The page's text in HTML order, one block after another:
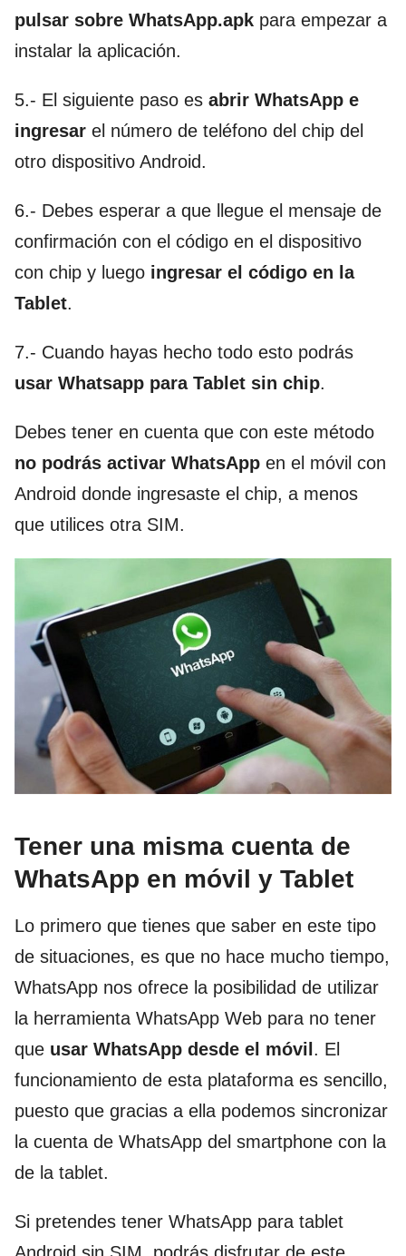
pulsar sobre WhatsApp.apk para empezar a
instalar la aplicación.
5.- El siguiente paso es abrir WhatsApp e
ingresar el número de teléfono del chip del
otro dispositivo Android.
6.- Debes esperar a que llegue el mensaje de
confirmación con el código en el dispositivo
con chip y luego ingresar el código en la
Tablet.
7.- Cuando hayas hecho todo esto podrás
usar Whatsapp para Tablet sin chip.
Debes tener en cuenta que con este método
no podrás activar WhatsApp en el móvil con
Android donde ingresaste el chip, a menos
que utilices otra SIM.
Tener una misma cuenta de
WhatsApp en móvil y Tablet
Lo primero que tienes que saber en este tipo
de situaciones, es que no hace mucho tiempo,
WhatsApp nos ofrece la posibilidad de utilizar
la herramienta WhatsApp Web para no tener
que usar WhatsApp desde el móvil . El
funcionamiento de esta plataforma es sencillo,
puesto que gracias a ella podemos sincronizar
la cuenta de WhatsApp del smartphone con la
de la tablet.
Si pretendes tener WhatsApp para tablet